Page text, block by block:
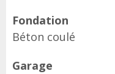
Fondation
Béton coulé
Garage